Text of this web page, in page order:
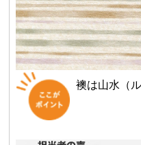
襖は山水（